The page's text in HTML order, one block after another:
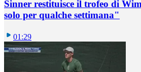
Sinner restituisce il trofeo di
solo per qualche settimana"
01:29